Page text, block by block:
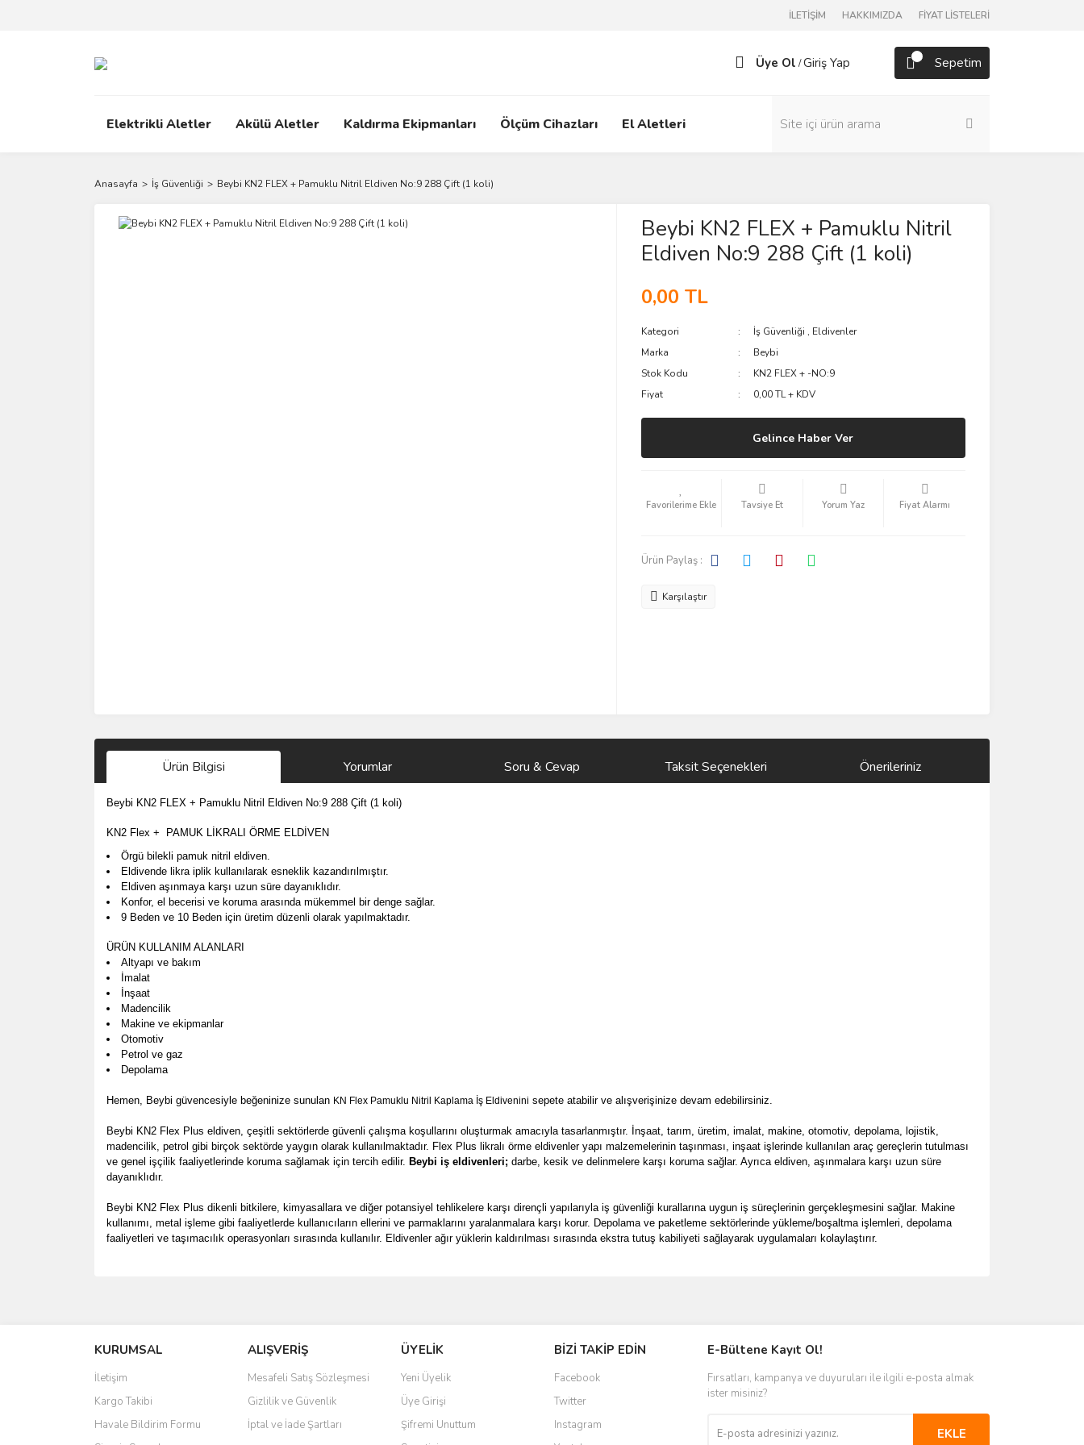
İLETİŞİM HAKKIMIZDA FİYAT LİSTELERİ
Üye Ol /Giriş Yap Sepetim
Elektrikli Aletler Akülü Aletler Kaldırma Ekipmanları Ölçüm Cihazları El Aletleri
Anasayfa İş Güvenliği Beybi KN2 FLEX + Pamuklu Nitril Eldiven No:9 288 Çift (1 koli)
Beybi KN2 FLEX + Pamuklu Nitril
Eldiven No:9 288 Çift (1 koli)
0,00 TL
Kategori İş Güvenliği , Eldivenler
Marka
Beybi
Stok Kodu
KN2 FLEX + -NO:9
Fiyat
0,00 TL + KDV
Gelince Haber Ver
Tavsiye Et Yorum Yaz Fiyat Alarmı
Ürün Paylaş :
Karşılaştır
Ürün Bilgisi Yorumlar Soru & Cevap Taksit Seçenekleri Önerileriniz
Beybi KN2 FLEX + Pamuklu Nitril Eldiven No:9 288 Çift (1 koli)
KN2 Flex + PAMUK LİKRALI ÖRME ELDİVEN
Örgü bilekli pamuk nitril eldiven.
Eldivende likra iplik kullanılarak esneklik kazandırılmıştır.
Eldiven aşınmaya karşı uzun süre dayanıklıdır.
Konfor, el becerisi ve koruma arasında mükemmel bir denge sağlar.
9 Beden ve 10 Beden için üretim düzenli olarak yapılmaktadır.
ÜRÜN KULLANIM ALANLARI
Altyapı ve bakım
İmalat
İnşaat
Madencilik
Makine ve ekipmanlar
Otomotiv
Petrol ve gaz
Depolama
Hemen, Beybi güvencesiyle beğeninize sunulan KN Flex Pamuklu Nitril Kaplama İş Eldivenini sepete atabilir ve alışverişinize devam edebilirsiniz.
Beybi KN2 Flex Plus eldiven, çeşitli sektörlerde güvenli çalışma koşullarını oluşturmak amacıyla tasarlanmıştır. İnşaat, tarım, üretim, imalat, makine, otomotiv, depolama, lojistik,
madencilik, petrol gibi birçok sektörde yaygın olarak kullanılmaktadır. Flex Plus likralı örme eldivenler yapı malzemelerinin taşınması, inşaat işlerinde kullanılan araç gereçlerin tutulması
ve genel işçilik faaliyetlerinde koruma sağlamak için tercih edilir. Beybi iş eldivenleri; darbe, kesik ve delinmelere karşı koruma sağlar. Ayrıca eldiven, aşınmalara karşı uzun süre
dayanıklıdır.
Beybi KN2 Flex Plus dikenli bitkilere, kimyasallara ve diğer potansiyel tehlikelere karşı dirençli yapılarıyla iş güvenliği kurallarına uygun iş süreçlerinin gerçekleşmesini sağlar. Makine
kullanımı, metal işleme gibi faaliyetlerde kullanıcıların ellerini ve parmaklarını yaralanmalara karşı korur. Depolama ve paketleme sektörlerinde yükleme/boşaltma işlemleri, depolama
faaliyetleri ve taşımacılık operasyonları sırasında kullanılır. Eldivenler ağır yüklerin kaldırılması sırasında ekstra tutuş kabiliyeti sağlayarak uygulamaları kolaylaştırır.
Ürün resmi kalitesiz, bozuk veya görüntülenemiyor.
Ürün açıklamasında eksik bilgiler bulunuyor.
Ürün bilgilerinde hatalar bulunuyor.
Ürün fiyatı diğer sitelerden daha pahalı.
Bu ürüne benzer farklı alternatifler olmalı.
KURUMSAL
İletişim
Kargo Takibi
Havale Bildirim Formu
ALIŞVERİŞ
Mesafeli Satış Sözleşmesi
Gizlilik ve Güvenlik
İptal ve İade Şartları
ÜYELİK
Yeni Üyelik
Üye Girişi
Şifremi Unuttum
BİZİ TAKİP EDİN
Facebook
Twitter
Instagram
E-Bültene Kayıt Ol!
Fırsatları, kampanya ve duyuruları ile ilgili e-posta almak
ister misiniz?
EKLE